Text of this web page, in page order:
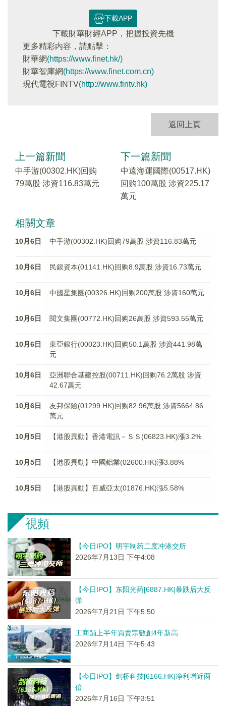
下載APP
下載財華財經APP，把握投資先機
更多精彩内容，請點擊：
財華網(https://www.finet.hk/)
財華智庫網(https://www.finet.com.cn)
現代電視FINTV(http://www.fintv.hk)
返回上頁
上一篇新聞
中手游(00302.HK)回购
79萬股 涉資116.83萬元
下一篇新聞
中遠海運國際(00517.HK)
回购100萬股 涉資225.17
萬元
相關文章
10月6日 中手游(00302.HK)回购79萬股 涉資116.83萬元
10月6日 民銀資本(01141.HK)回购8.9萬股 涉資16.73萬元
10月6日 中國星集團(00326.HK)回购200萬股 涉資160萬元
10月6日 閱文集團(00772.HK)回购26萬股 涉資593.55萬元
10月6日
東亞銀行(00023.HK)回购50.1萬股 涉資441.98萬
元
10月6日
亞洲聯合基建控股(00711.HK)回购76.2萬股 涉資
42.67萬元
10月6日
友邦保險(01299.HK)回购82.96萬股 涉資5664.86
萬元
10月5日 【港股異動】香港電訊－ＳＳ(06823.HK)漲3.2%
10月5日 【港股異動】中國鋁業(02600.HK)漲3.88%
10月5日 【港股異動】百威亞太(01876.HK)漲5.58%
視頻
【今日IPO】明宇制药二度冲港交所
2026年7月13日 下午4:08
【今日IPO】东阳光药[6887.HK]暴跌后大反
弹
2026年7月21日 下午5:50
工商舖上半年買賣宗數創4年新高
2026年7月14日 下午5:43
【今日IPO】剑桥科技[6166.HK]净利增近两
倍
2026年7月16日 下午3:51